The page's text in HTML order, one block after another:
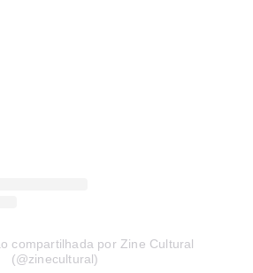
compartilhada por Zine Cultural
(@zinecultural)